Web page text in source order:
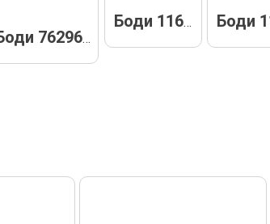
Боди 76296-б
Боди 11620